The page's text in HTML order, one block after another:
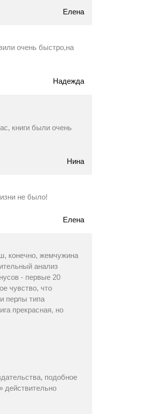
Елена
очень быстро,на
Надежда
книги были очень
Нина
не было!
Елена
конечно, жемчужина
анализ
- первые 20
чувство, что
перлы типа
прекрасная, но
подобное
действительно